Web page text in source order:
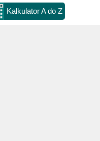
Kalkulator A do Z